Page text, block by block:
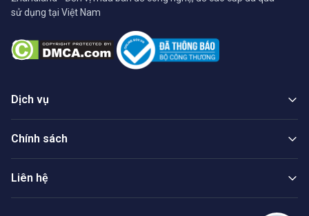
sử dụng tại Việt Nam
Dịch vụ
Chính sách
Liên hệ